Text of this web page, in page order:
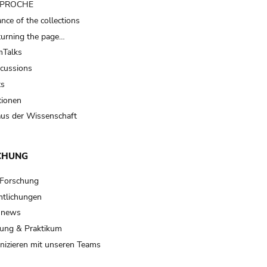
of the collections
the page…
der Wissenschaft
& Praktikum
mit unseren Teams